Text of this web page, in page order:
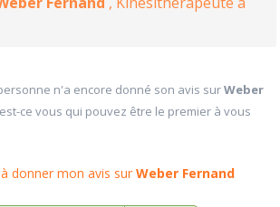
n'a encore donné son avis surWeber
ce vous qui pouvez être le premier à vous
donner mon avis sur Weber Fernand